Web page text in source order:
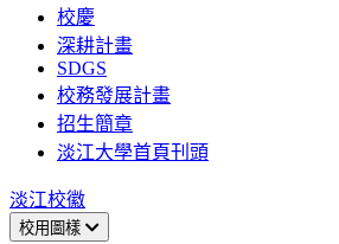
校慶
深耕計畫
SDGS
校務發展計畫
招生簡章
淡江大學首頁刊頭
淡江校徽
校用圖樣